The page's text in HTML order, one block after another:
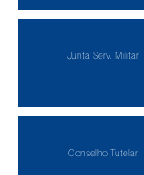
Junta Serv. Militar
Conselho Tutelar